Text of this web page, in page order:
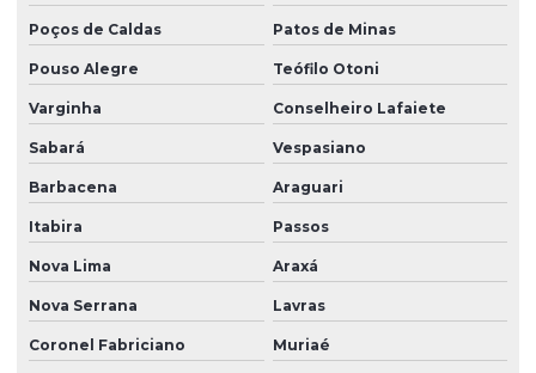
Poços de Caldas Patos de Minas
Pouso Alegre Teófilo Otoni
Varginha Conselheiro Lafaiete
Sabará Vespasiano
Barbacena Araguari
Itabira Passos
Nova Lima Araxá
Nova Serrana Lavras
Coronel Fabriciano Muriaé